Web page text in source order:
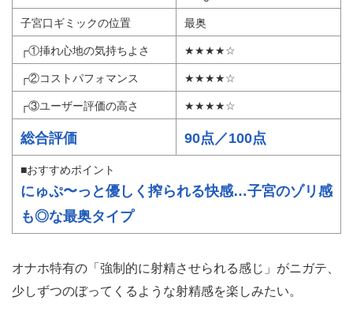
子宮口ギミックの位置 最奥
┌①挿れ心地の気持ちよさ ★★★★☆
┌②コストパフォマンス ★★★★☆
┌③ユーザー評価の高さ ★★★★☆
総合評価 90点／100点
■おすすめポイント
にゅぷ〜っと優しく搾られる快感…子宮のゾリ感
も◎な最奥タイプ
オナホ特有の「強制的に射精させられる感じ」がニガテ、
少しずつのぼってくるような射精感を楽しみたい。